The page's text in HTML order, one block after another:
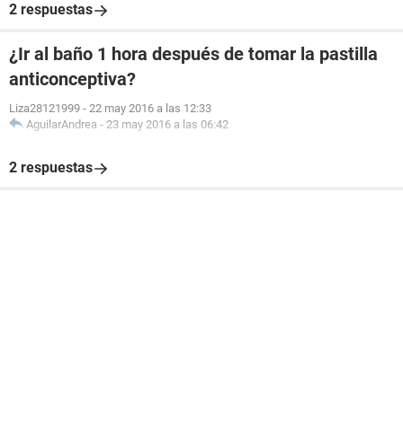
2 respuestas
¿Ir al baño 1 hora después de tomar la pastilla
anticonceptiva?
Liza28121999 - 22 may 2016 a las 12:33
AguilarAndrea - 23 may 2016 a las 06:42
2 respuestas